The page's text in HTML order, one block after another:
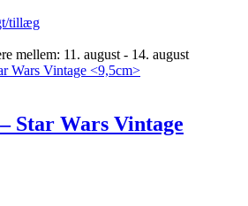
tillæg
mellem: 11. august - 14. august
Star Wars Vintage